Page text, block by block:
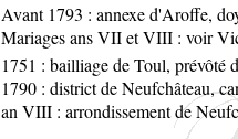
Avant 1793 : annexe d'Aroffe,
Mariages ans VII et VIII : voir
1751 : bailliage de Toul, prévôté
1790 : district de Neufchâteau,
an VIII : arrondissement de